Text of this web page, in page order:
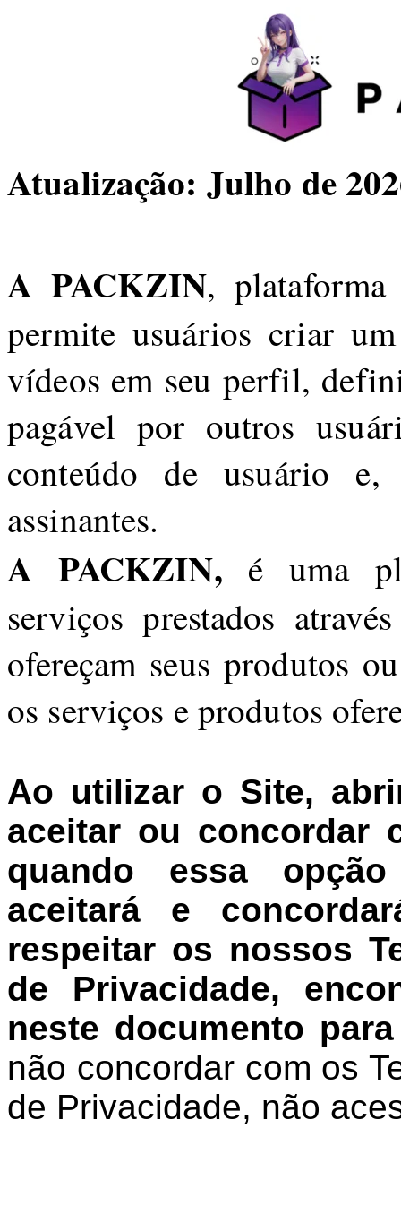
Atualização: Julho de
A PACKZIN,
permite usuários criar
vídeos em seu perfil,
pagável por outros
conteúdo de usuário
assinantes.
A PACKZIN, é uma
serviços prestados
ofereçam seus produtos
os serviços e produtos
Ao utilizar o Site,
aceitar ou concordar
quando essa
aceitará e
respeitar os nossos
de Privacidade,
neste documento
não concordar com os
de Privacidade, não